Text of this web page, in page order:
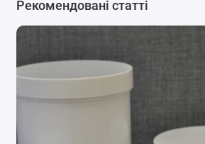
Зручна у використанні:
дозволяє бачити вміст, що
Особливості
Рекомендовані статті